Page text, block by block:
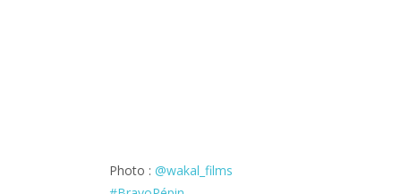
Photo : @wakal_films